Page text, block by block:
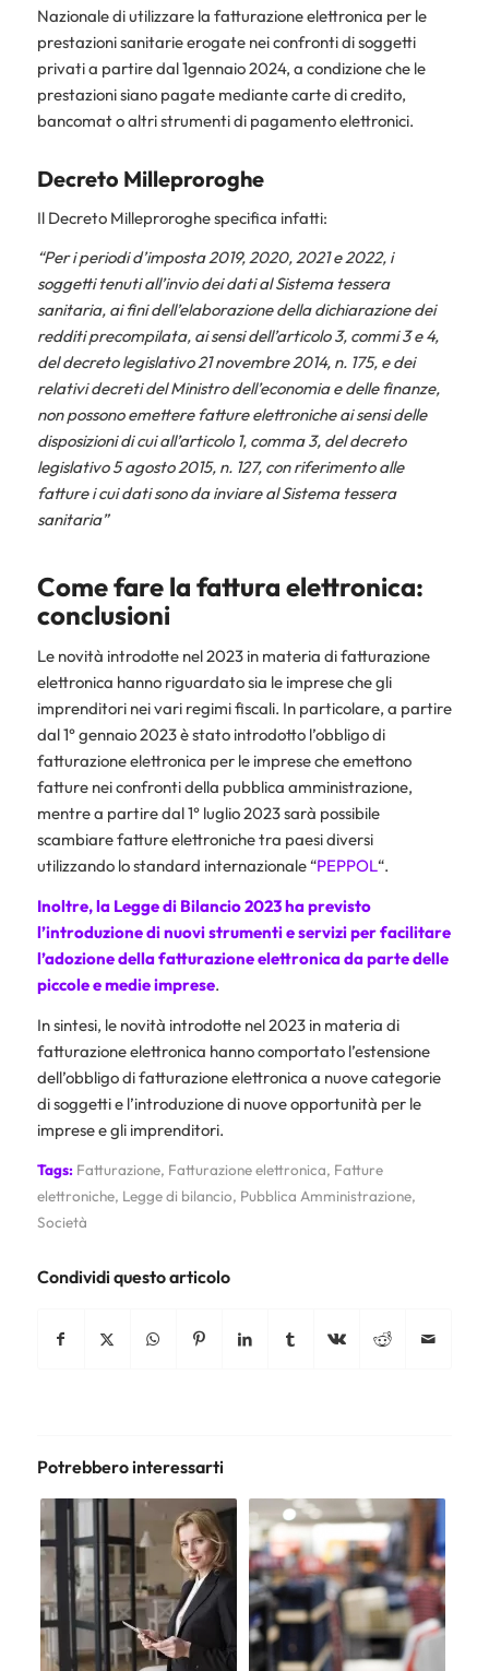
Nazionale di utilizzare la fatturazione elettronica per le
prestazioni sanitarie erogate nei confronti di soggetti
privati a partire dal 1gennaio 2024, a condizione che le
prestazioni siano pagate mediante carte di credito,
bancomat o altri strumenti di pagamento elettronici.
Decreto Milleproroghe
Il Decreto Milleproroghe specifica infatti:
“Per i periodi d’imposta 2019, 2020, 2021 e 2022, i
soggetti tenuti all’invio dei dati al Sistema tessera
sanitaria, ai fini dell’elaborazione della dichiarazione dei
redditi precompilata, ai sensi dell’articolo 3, commi 3 e 4,
del decreto legislativo 21 novembre 2014, n. 175, e dei
relativi decreti del Ministro dell’economia e delle finanze,
non possono emettere fatture elettroniche ai sensi delle
disposizioni di cui all’articolo 1, comma 3, del decreto
legislativo 5 agosto 2015, n. 127, con riferimento alle
fatture i cui dati sono da inviare al Sistema tessera
sanitaria”
Come fare la fattura elettronica:
conclusioni
Le novità introdotte nel 2023 in materia di fatturazione
elettronica hanno riguardato sia le imprese che gli
imprenditori nei vari regimi fiscali. In particolare, a partire
dal 1° gennaio 2023 è stato introdotto l’obbligo di
fatturazione elettronica per le imprese che emettono
fatture nei confronti della pubblica amministrazione,
mentre a partire dal 1° luglio 2023 sarà possibile
scambiare fatture elettroniche tra paesi diversi
utilizzando lo standard internazionale “PEPPOL“.
Inoltre, la Legge di Bilancio 2023 ha previsto
l’introduzione di nuovi strumenti e servizi per facilitare
l’adozione della fatturazione elettronica da parte delle
piccole e medie imprese.
In sintesi, le novità introdotte nel 2023 in materia di
fatturazione elettronica hanno comportato l’estensione
dell’obbligo di fatturazione elettronica a nuove categorie
di soggetti e l’introduzione di nuove opportunità per le
imprese e gli imprenditori.
Tags: Fatturazione, Fatturazione elettronica, Fatture
elettroniche, Legge di bilancio, Pubblica Amministrazione,
Società
Condividi questo articolo
Potrebbero interessarti